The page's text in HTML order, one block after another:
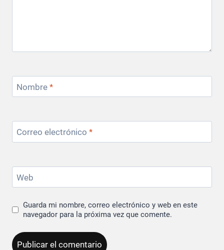
Nombre *
Correo electrónico *
Web
Guarda mi nombre, correo electrónico y web en este
navegador para la próxima vez que comente.